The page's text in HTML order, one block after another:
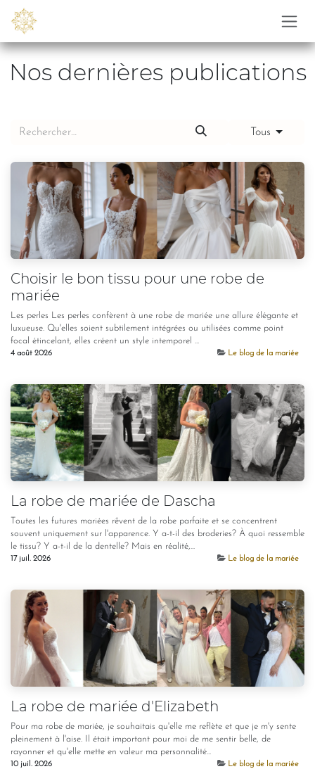
Se rendre au contenu
Nos dernières publications
Tous
Choisir le bon tissu pour une robe de
mariée
Les perles Les perles confèrent à une robe de mariée une allure élégante et
luxueuse. Qu'elles soient subtilement intégrées ou utilisées comme point
focal étincelant, elles créent un style intemporel ...
4 août 2026 Le blog de la mariée
La robe de mariée de Dascha
Toutes les futures mariées rêvent de la robe parfaite et se concentrent
souvent uniquement sur l'apparence. Y a-t-il des broderies? À quoi ressemble
le tissu? Y a-t-il de la dentelle? Mais en réalité,...
17 juil. 2026 Le blog de la mariée
La robe de mariée d'Elizabeth
Pour ma robe de mariée, je souhaitais qu'elle me reflète et que je m'y sente
pleinement à l'aise. Il était important pour moi de me sentir belle, de
rayonner et qu'elle mette en valeur ma personnalité...
10 juil. 2026 Le blog de la mariée